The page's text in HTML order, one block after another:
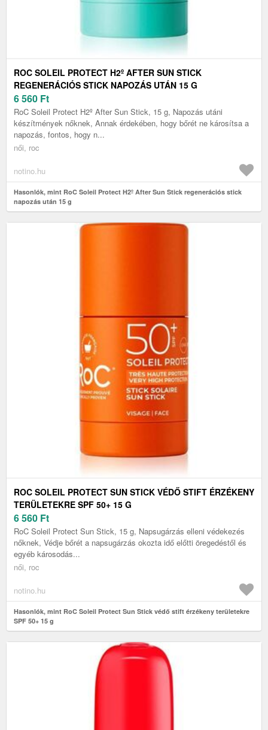
ROC SOLEIL PROTECT H2º AFTER SUN STICK
REGENERÁCIÓS STICK NAPOZÁS UTÁN 15 G
6 560 Ft
RoC Soleil Protect H2º After Sun Stick, 15 g, Napozás utáni
készítmények nőknek, Annak érdekében, hogy bőrét ne károsítsa a
napozás, fontos, hogy n...
női, roc
notino.hu
Hasonlók, mint RoC Soleil Protect H2º After Sun Stick regenerációs stick
napozás után 15 g
ROC SOLEIL PROTECT SUN STICK VÉDŐ STIFT ÉRZÉKENY
TERÜLETEKRE SPF 50+ 15 G
6 560 Ft
RoC Soleil Protect Sun Stick, 15 g, Napsugárzás elleni védekezés
nőknek, Védje bőrét a napsugárzás okozta idő előtti öregedéstől és
egyéb károsodás...
női, roc
notino.hu
Hasonlók, mint RoC Soleil Protect Sun Stick védő stift érzékeny területekre
SPF 50+ 15 g